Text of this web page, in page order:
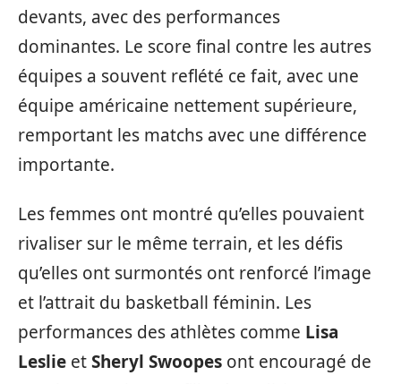
devants, avec des performances
dominantes. Le score final contre les autres
équipes a souvent reflété ce fait, avec une
équipe américaine nettement supérieure,
remportant les matchs avec une différence
importante.
Les femmes ont montré qu’elles pouvaient
rivaliser sur le même terrain, et les défis
qu’elles ont surmontés ont renforcé l’image
et l’attrait du basketball féminin. Les
performances des athlètes comme Lisa
Leslie etSheryl Swoopes ont encouragé de